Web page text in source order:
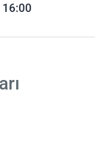
16:00